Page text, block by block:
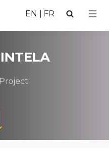
EN FR
Project